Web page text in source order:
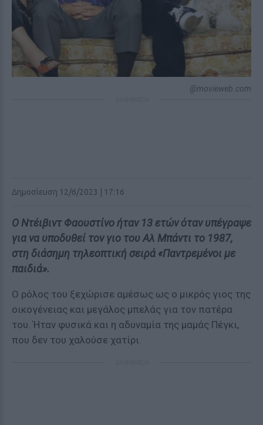
@movieweb.com
Δημοσίευση 12/6/2023 | 17:16
Ο Ντέιβιντ Φαουστίνο ήταν 13 ετών όταν υπέγραψε
για να υποδυθεί τον γιο του Αλ Μπάντι το 1987,
στη διάσημη τηλεοπτική σειρά «Παντρεμένοι με
παιδιά».
Ο ρόλος του ξεχώρισε αμέσως ως ο μικρός γιος της
οικογένειας και μεγάλος μπελάς για τον πατέρα
του. Ήταν φυσικά και η αδυναμία της μαμάς Πέγκι,
που δεν του χαλούσε χατίρι.